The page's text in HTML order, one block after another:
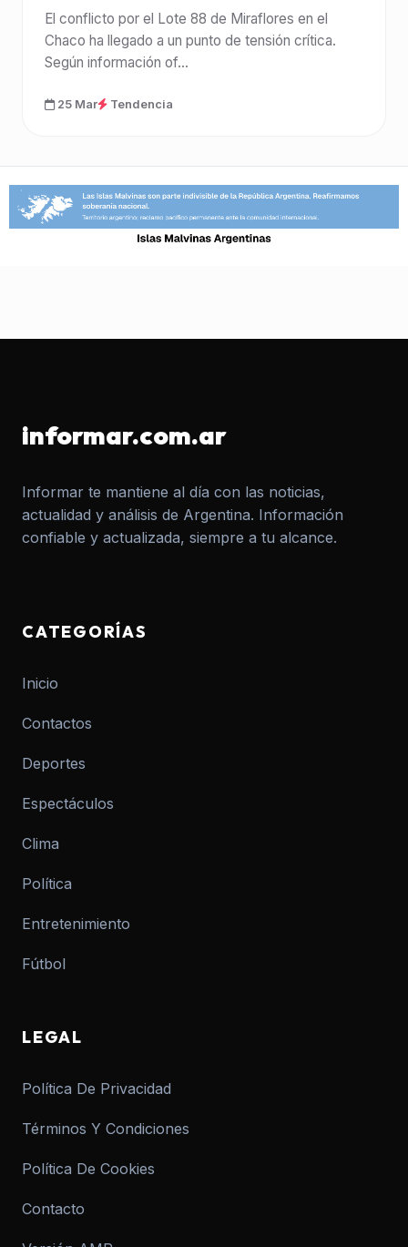
El conflicto por el Lote 88 de Miraflores en el
Chaco ha llegado a un punto de tensión crítica.
Según información of...
25 Mar Tendencia
informar.com.ar
Informar te mantiene al día con las noticias,
actualidad y análisis de Argentina. Información
confiable y actualizada, siempre a tu alcance.
CATEGORÍAS
Inicio
Contactos
Deportes
Espectáculos
Clima
Política
Entretenimiento
Fútbol
LEGAL
Política De Privacidad
Términos Y Condiciones
Política De Cookies
Contacto